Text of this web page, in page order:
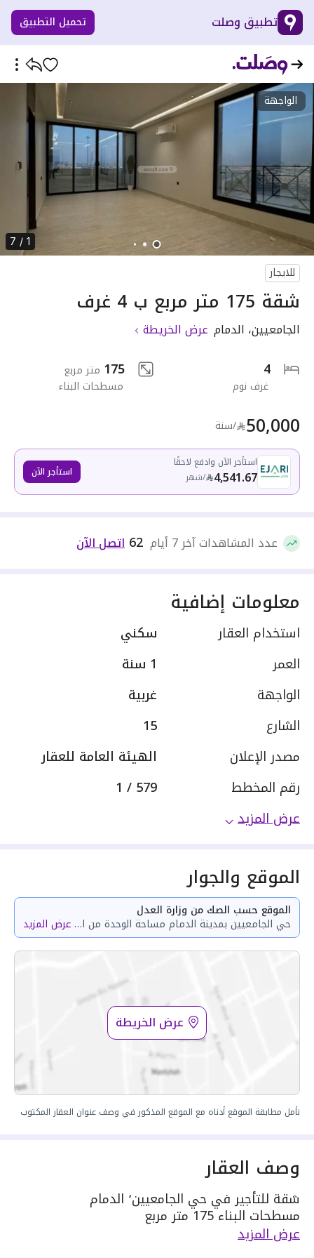
تطبيق وصلت تحميل التطبيق
الواجهة
1 / 7
للايجار
شقة 175 متر مربع ب 4 غرف
الجامعيين، الدمام عرض الخريطة
4
غرف نوم
175 متر مربع
مسطحات البناء
50,000 /سنة
استأجر الآن وادفع لاحقًا
4,541.67
/شهر استأجر الآن
عدد المشاهدات آخر 7 أيام 62 اتصل الآن
معلومات إضافية
استخدام العقار
سكني
العمر
1 سنة
الواجهة
غربية
الشارع
15
مصدر الإعلان
الهيئة العامة للعقار
رقم المخطط
579 / 1
عرض المزيد
الموقع والجوار
الموقع حسب الصك من وزارة العدل
حي الجامعيين بمدينة الدمام مساحة الوحدة من الأرض 37.92 متر وتختص من المنافع والأجزاء المشتركة بمساحة 38.68 مترعرض المزيد
عرض الخريطة
نأمل مطابقة الموقع أدناه مع الموقع المذكور في وصف عنوان العقار المكتوب
وصف العقار
شقة للتأجير في حي الجامعيين٬ الدمام
مسطحات البناء 175 متر مربع
يحدها 1 شارع:
مكونة من: 4 غرف
عرض المزيد